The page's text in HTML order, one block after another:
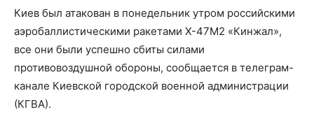
Киев был атакован в понедельник утром российскими
аэробаллистическими ракетами Х-47М2 «Кинжал»,
все они были успешно сбиты силами
противовоздушной обороны, сообщается в телеграм-
канале Киевской городской военной администрации
(КГВА).